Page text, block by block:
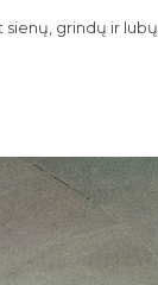
grindų ir lubų.